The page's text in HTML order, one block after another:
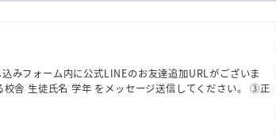
みフォーム内に公式LINEのお友達追加URLがございま
舎 生徒氏名 学年 をメッセージ送信してください。 ③正